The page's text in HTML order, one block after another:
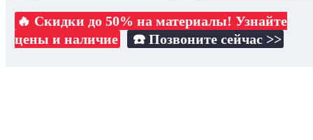
🔥 Скидки до 50% на материалы! Узнайте
цены и наличие
☎️ Позвоните сейчас >>